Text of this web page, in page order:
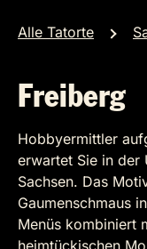
Alle Tatorte
Freiberg
Hobbyermittler
erwartet Sie in der
Sachsen. Das
Gaumenschmaus
Menüs kombiniert
heimtückischen